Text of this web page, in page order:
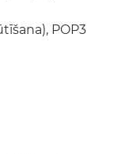
POP3